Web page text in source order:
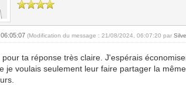
06:05:07(Modification du message : 21/08/2024, 06:07:20 par
pour ta réponse très claire. J'espérais
je voulais seulement leur faire partager la